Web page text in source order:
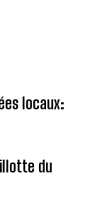
locaux:
du